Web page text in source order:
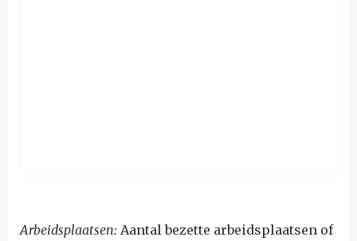
Arbeidsplaatsen: Aantal bezette arbeidsplaatsen of